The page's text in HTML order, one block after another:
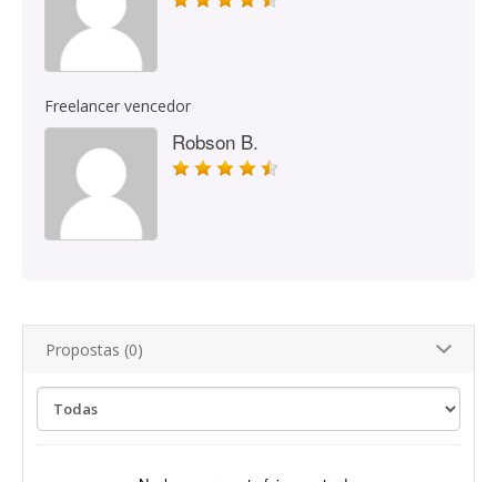
Freelancer vencedor
Robson B.
Propostas (0)